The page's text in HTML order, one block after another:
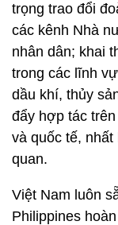
trọng trao đổi
các kênh Nhà
nhân dân; khai
trong các lĩnh
dầu khí, thủy
đẩy hợp tác
và quốc tế, nhất
quan.
Việt Nam luôn
Philippines